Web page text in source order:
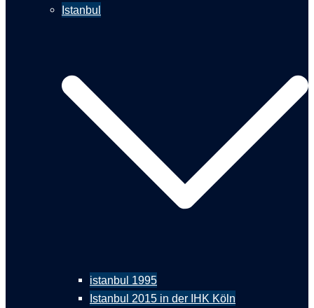
Istanbul
istanbul 1995
Istanbul 2015 in der IHK Köln